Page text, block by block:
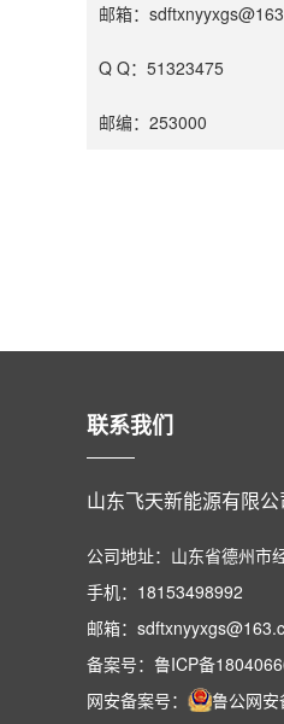
邮箱：
Q Q：51323475
邮编：253000
联系我们
山东飞天新能源有限公
公司地址：山东省德州市
手机：18153498992
邮箱：
备案号：鲁ICP备
网安备案号：
鲁公网